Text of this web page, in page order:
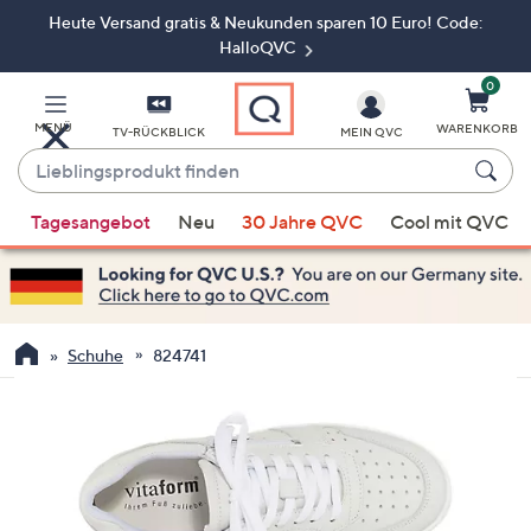
ZumHeute Versand gratis & Neukunden sparen 10 Euro! Code:
HalloQVC
MENÜ TV-RÜCKBLICK
Lieblingsprodukt
finden
Vorschläge
verfügbar
sind,
verwenden
Sie
MEIN QVC
0
WARENKORB
Tagesangebot Neu 30 Jahre QVC Cool mit QVC
Schuhe 824741